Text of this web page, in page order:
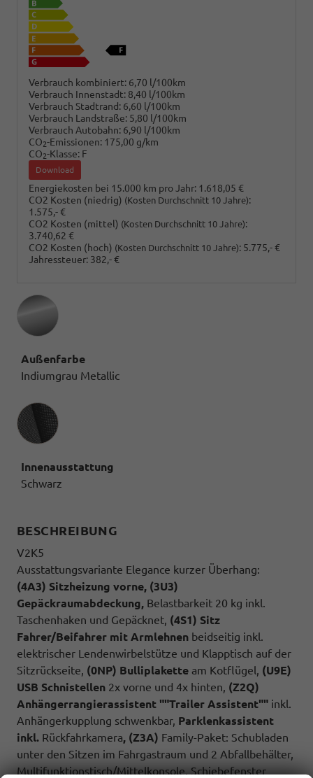
Verbrauch kombiniert: 6,70 l/100km
Verbrauch Innenstadt: 8,40 l/100km
Verbrauch Stadtrand: 6,60 l/100km
Verbrauch Landstraße: 5,80 l/100km
Verbrauch Autobahn: 6,90 l/100km
CO2-Emissionen: 175,00 g/km
CO2-Klasse: F
Download
Energiekosten bei 15.000 km pro Jahr: 1.618,05 €
CO2 Kosten (niedrig) (Kosten Durchschnitt 10 Jahre):
1.575,- €
CO2 Kosten (mittel) (Kosten Durchschnitt 10 Jahre):
3.740,62 €
CO2 Kosten (hoch) (Kosten Durchschnitt 10 Jahre): 5.775,- €
Jahressteuer: 382,- €
Außenfarbe
Indiumgrau Metallic
Innenausstattung
Innenausstattung
Schwarz
BESCHREIBUNG
V2K5
Ausstattungsvariante Elegance kurzer Überhang:
(4A3) Sitzheizung vorne, (3U3)
Gepäckraumabdeckung, Belastbarkeit 20 kg inkl.
Taschenhaken und Gepäcknet, (4S1) Sitz
Fahrer/Beifahrer mit Armlehnen beidseitig inkl.
elektrischer Lendenwirbelstütze und Klapptisch auf der
Sitzrückseite, (0NP) Bulliplakette am Kotflügel, (U9E)
USB Schnistellen 2x vorne und 4x hinten, (Z2Q)
Anhängerrangierassistent ""Trailer Assistent"" inkl.
Anhängerkupplung schwenkbar, Parklenkassistent
inkl. Rückfahrkamera, (Z3A) Family-Paket: Schubladen
unter den Sitzen im Fahrgastraum und 2 Abfallbehälter,
Multifunktionstisch/Mittelkonsole, Schiebefenster